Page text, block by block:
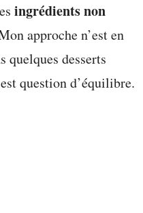
ingrédients non
approche n’est en
quelques desserts
question d’équilibre.